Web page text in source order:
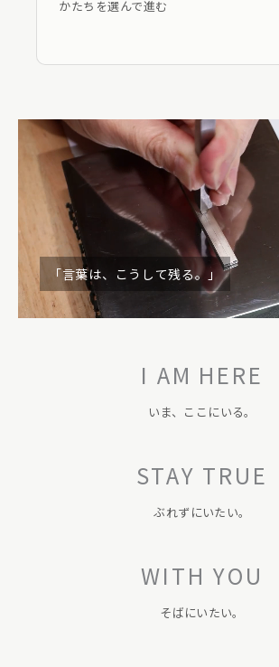
かたちを選んで進む
「言葉は、こうして残る。」
I AM HERE
いま、ここにいる。
STAY TRUE
ぶれずにいたい。
WITH YOU
そばにいたい。